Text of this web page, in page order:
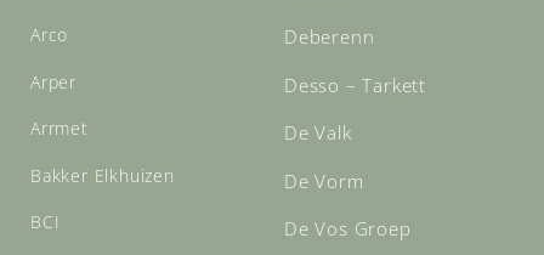
Arco
Arper
Arrmet
Bakker Elkhuizen
BCI
Deberenn
Desso – Tarkett
De Valk
De Vorm
De Vos Groep